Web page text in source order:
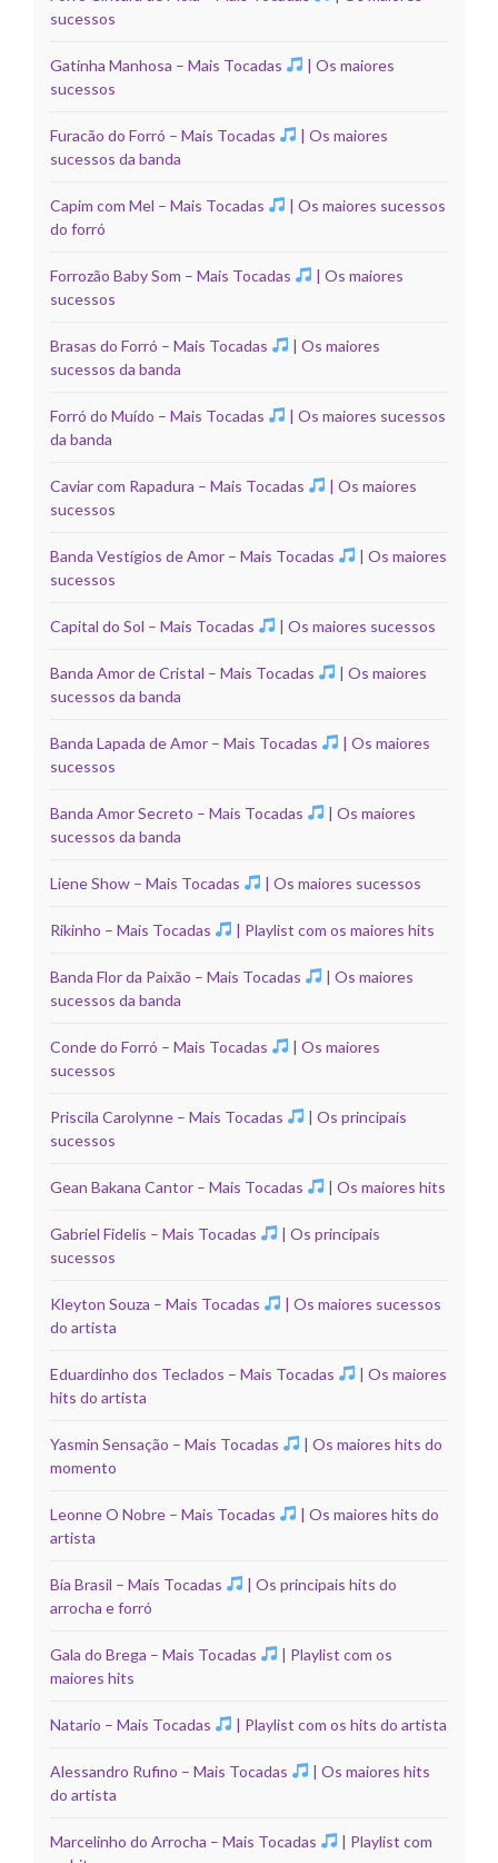
sucessos
Gatinha Manhosa – Mais Tocadas
| Os maiores
sucessos
Furacão do Forró – Mais Tocadas
| Os maiores
sucessos da banda
Capim com Mel – Mais Tocadas
| Os maiores sucessos
do forró
Forrozão Baby Som – Mais Tocadas
| Os maiores
sucessos
Brasas do Forró – Mais Tocadas
| Os maiores
sucessos da banda
Forró do Muído – Mais Tocadas
| Os maiores sucessos
da banda
Caviar com Rapadura – Mais Tocadas
| Os maiores
sucessos
Banda Vestígios de Amor – Mais Tocadas
| Os maiores
sucessos
Capital do Sol – Mais Tocadas | Os maiores sucessos
Banda Amor de Cristal – Mais Tocadas
| Os maiores
sucessos da banda
Banda Lapada de Amor – Mais Tocadas
| Os maiores
sucessos
Banda Amor Secreto – Mais Tocadas
| Os maiores
sucessos da banda
Liene Show – Mais Tocadas | Os maiores sucessos
Rikinho – Mais Tocadas | Playlist com os maiores hits
Banda Flor da Paixão – Mais Tocadas
| Os maiores
sucessos da banda
Conde do Forró – Mais Tocadas
| Os maiores
sucessos
Priscila Carolynne – Mais Tocadas
| Os principais
sucessos
Gean Bakana Cantor – Mais Tocadas | Os maiores hits
Gabriel Fidelis – Mais Tocadas
| Os principais
sucessos
Kleyton Souza – Mais Tocadas
| Os maiores sucessos
do artista
Eduardinho dos Teclados – Mais Tocadas
| Os maiores
hits do artista
Yasmin Sensação – Mais Tocadas
| Os maiores hits do
momento
Leonne O Nobre – Mais Tocadas
| Os maiores hits do
artista
Bia Brasil – Mais Tocadas
| Os principais hits do
arrocha e forró
Gala do Brega – Mais Tocadas
| Playlist com os
maiores hits
Natario – Mais Tocadas | Playlist com os hits do artista
Alessandro Rufino – Mais Tocadas
| Os maiores hits
do artista
Marcelinho do Arrocha – Mais Tocadas
| Playlist com